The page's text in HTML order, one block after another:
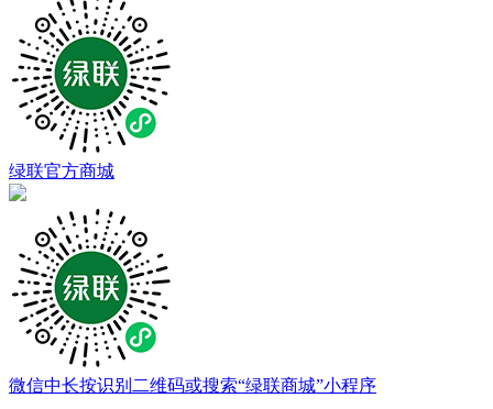
绿联官方商城
微信中长按识别二维码或搜索“绿联商城”小程序